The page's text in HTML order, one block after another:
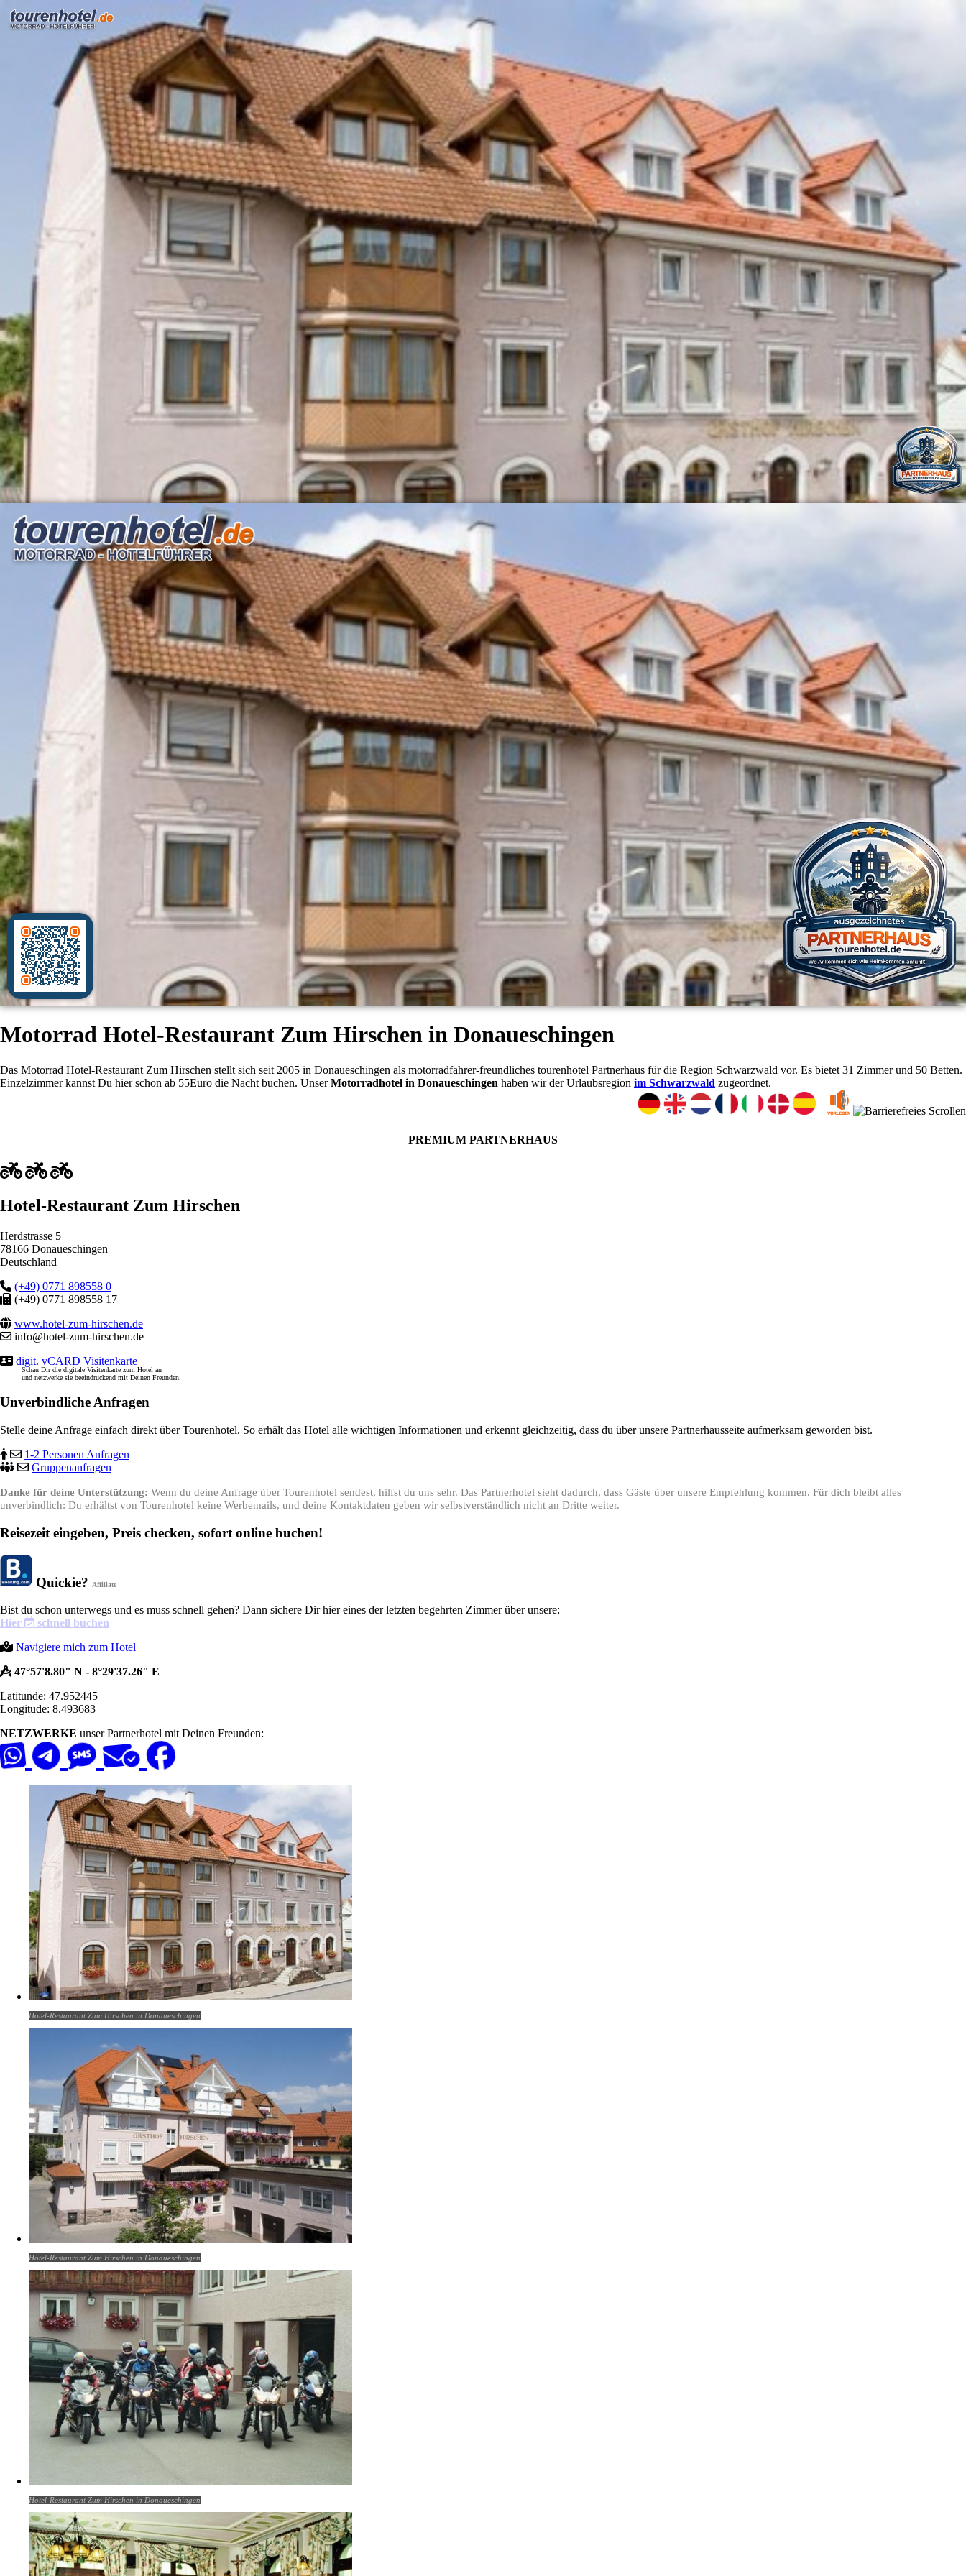
Motorrad Hotel-Restaurant Zum Hirschen in Donaueschingen
Das Motorrad Hotel-Restaurant Zum Hirschen stellt sich seit 2005 in Donaueschingen als motorradfahrer-freundliches tourenhotel Partnerhaus für die Region Schwarzwald vor. Es bietet 31 Zimmer und 50 Betten.
Einzelzimmer kannst Du hier schon ab 55Euro die Nacht buchen. UnserMotorradhotel in Donaueschingen haben wir der Urlaubsregion im Schwarzwald zugeordnet.
PREMIUM PARTNERHAUS
Hotel-Restaurant Zum Hirschen
Herdstrasse 5
78166 Donaueschingen
Deutschland
(+49) 0771 898558 0
(+49) 0771 898558 17
www.hotel-zum-hirschen.de
info@hotel-zum-hirschen.de
digit. vCARD Visitenkarte
Schau Dir die digitale Visitenkarte zum Hotel an
und netzwerke sie beeindruckend mit Deinen Freunden.
Unverbindliche Anfragen
Stelle deine Anfrage einfach direkt über Tourenhotel. So erhält das Hotel alle wichtigen Informationen und erkennt gleichzeitig, dass du über unsere Partnerhausseite aufmerksam geworden bist.
1-2 Personen Anfragen
Gruppenanfragen
Danke für deine Unterstützung: Wenn du deine Anfrage über Tourenhotel sendest, hilfst du uns sehr. Das Partnerhotel sieht dadurch, dass Gäste über unsere Empfehlung kommen. Für dich bleibt alles
unverbindlich: Du erhältst von Tourenhotel keine Werbemails, und deine Kontaktdaten geben wir selbstverständlich nicht an Dritte weiter.
Reisezeit eingeben, Preis checken, sofort online buchen!
Quickie? Affiliate
Bist du schon unterwegs und es muss schnell gehen? Dann sichere Dir hier eines der letzten begehrten Zimmer über unsere:
Hier
schnell buchen
Navigiere mich zum Hotel
47°57'8.80" N - 8°29'37.26" E
Latitunde: 47.952445
Longitude: 8.493683
NETZWERKE unser Partnerhotel mit Deinen Freunden:
Hotel-Restaurant Zum Hirschen in Donaueschingen
Hotel-Restaurant Zum Hirschen in Donaueschingen
Hotel-Restaurant Zum Hirschen in Donaueschingen